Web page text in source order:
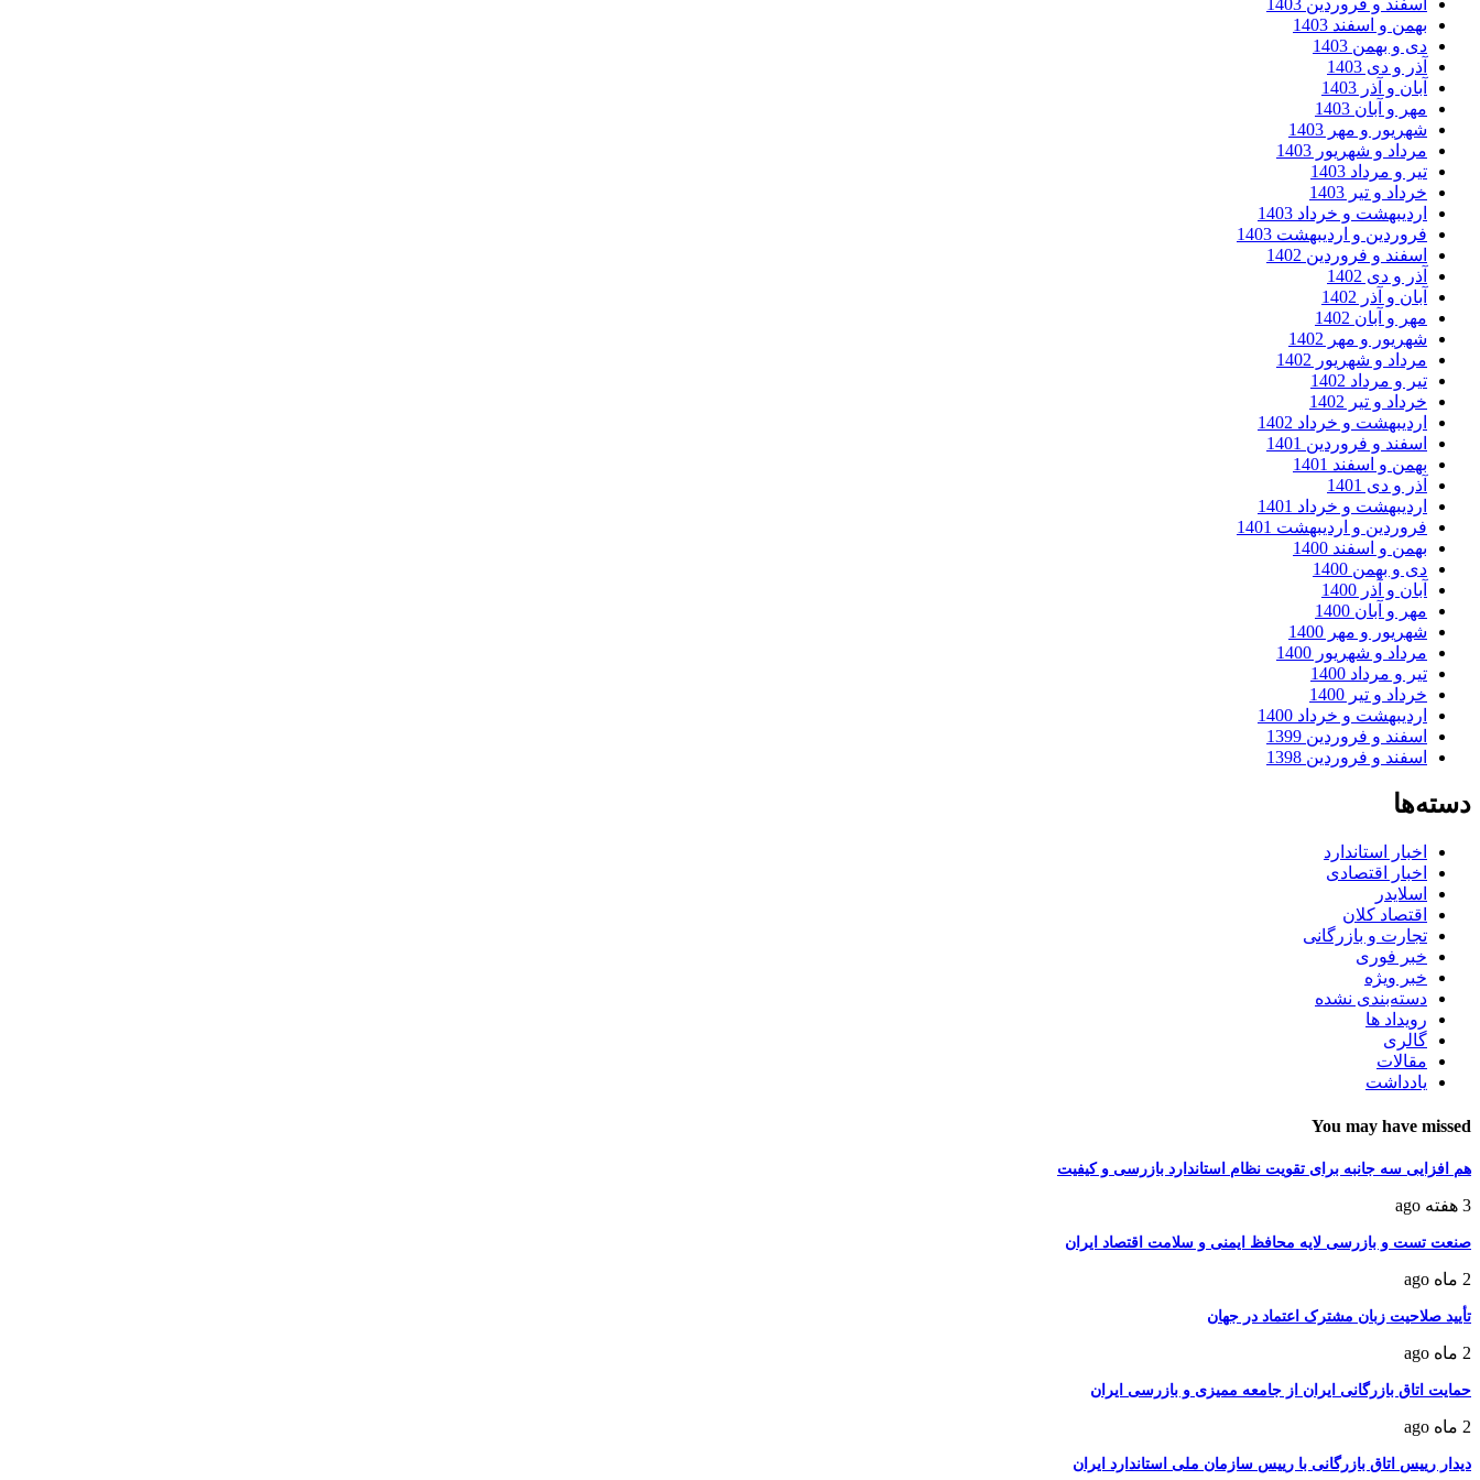
بهمن و اسفند 1403
دی و بهمن 1403
آذر و دی 1403
آبان و آذر 1403
مهر و آبان 1403
شهریور و مهر 1403
مرداد و شهریور 1403
تیر و مرداد 1403
خرداد و تیر 1403
اردیبهشت و خرداد 1403
فروردین و اردیبهشت 1403
اسفند و فروردین 1402
آذر و دی 1402
آبان و آذر 1402
مهر و آبان 1402
شهریور و مهر 1402
مرداد و شهریور 1402
تیر و مرداد 1402
خرداد و تیر 1402
اردیبهشت و خرداد 1402
اسفند و فروردین 1401
بهمن و اسفند 1401
آذر و دی 1401
اردیبهشت و خرداد 1401
فروردین و اردیبهشت 1401
بهمن و اسفند 1400
دی و بهمن 1400
آبان و آذر 1400
مهر و آبان 1400
شهریور و مهر 1400
مرداد و شهریور 1400
تیر و مرداد 1400
خرداد و تیر 1400
اردیبهشت و خرداد 1400
اسفند و فروردین 1399
اسفند و فروردین 1398
دسته‌ها
اخبار استاندارد
اخبار اقتصادی
اسلایدر
اقتصاد کلان
تجارت و بازرگانی
خبر فوری
خبر ویژه
دسته‌بندی نشده
رویداد ها
گالری
مقالات
یادداشت
You may have missed
هم افزایی سه جانبه برای تقویت نظام استاندارد بازرسی و کیفیت
3 هفته ago
صنعت تست و بازرسی لایه محافظ ایمنی و سلامت اقتصاد ایران
2 ماه ago
تأیید صلاحیت زبان مشترک اعتماد در جهان
2 ماه ago
حمایت اتاق بازرگانی ایران از جامعه ممیزی و بازرسی ایران
2 ماه ago
دیدار رییس اتاق بازرگانی با رییس سازمان ملی استاندارد ایران